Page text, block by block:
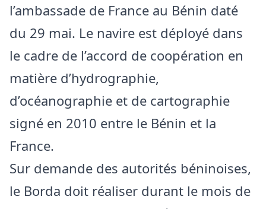
l’ambassade de France au Bénin daté
du 29 mai. Le navire est déployé dans
le cadre de l’accord de coopération en
matière d’hydrographie,
d’océanographie et de cartographie
signé en 2010 entre le Bénin et la
France.
Sur demande des autorités béninoises,
le Borda doit réaliser durant le mois de